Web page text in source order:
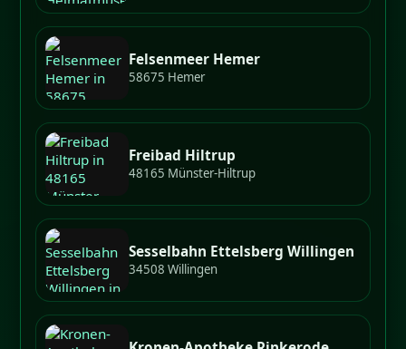
Felsenmeer Hemer
58675 Hemer
Freibad Hiltrup
48165 Münster-Hiltrup
Sesselbahn Ettelsberg Willingen
34508 Willingen